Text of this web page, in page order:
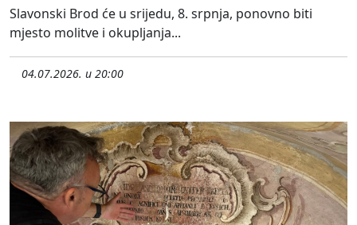
Slavonski Brod će u srijedu, 8. srpnja, ponovno biti
mjesto molitve i okupljanja...
04.07.2026. u 20:00